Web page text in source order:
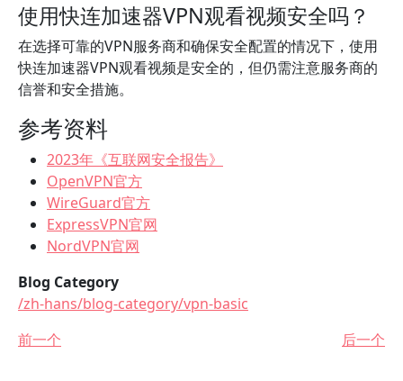
使用快连加速器VPN观看视频安全吗？
在选择可靠的VPN服务商和确保安全配置的情况下，使用
快连加速器VPN观看视频是安全的，但仍需注意服务商的
信誉和安全措施。
参考资料
2023年《互联网安全报告》
OpenVPN官方
WireGuard官方
ExpressVPN官网
NordVPN官网
Blog Category
/zh-hans/blog-category/vpn-basic
前一个
后一个